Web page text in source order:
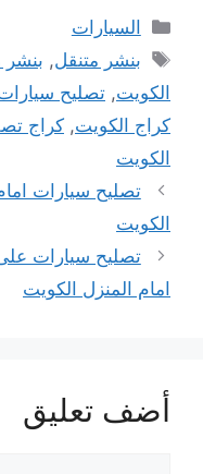
التصنيفات
السيارات
الوسوم
بنشر متنقل, بنشر
الكويت, تصليح
كراج الكويت, كراج
الكويت
الكويت
امام المنزل الكويت
أضف تعليق